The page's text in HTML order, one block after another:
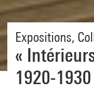
Expositions,
«
1920-